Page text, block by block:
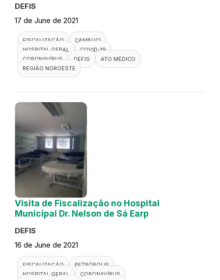
DEFIS
17 de June de 2021
FISCALIZAÇÃO
CAMBUCI
HOSPITAL GERAL
COVID-19
CORONAVÍRUS
DEFIS
ATO MÉDICO
REGIÃO NOROESTE
Visita de Fiscalização no Hospital
Municipal Dr. Nelson de Sá Earp
DEFIS
16 de June de 2021
FISCALIZAÇÃO
PETRÓPOLIS
HOSPITAL GERAL
CORONAVÍRUS